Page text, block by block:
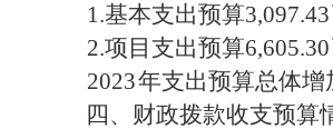
1.基本支出预算3,097.43
2.项目支出预算6,605.30
2023年支出预算总体增
四、 财政拨款收支预算